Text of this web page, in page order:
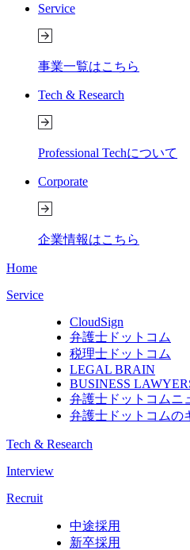
Service
事業一覧はこちら
Tech & Research
Professional Techについて
Corporate
企業情報はこちら
Home
Service
CloudSign
弁護士ドットコム
税理士ドットコム
LEGAL BRAIN
BUSINESS
弁護士ドットコムニ
弁護士ドットコムの
Tech & Research
Interview
Recruit
中途採用
新卒採用